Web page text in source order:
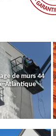
de murs 44
Atlantique